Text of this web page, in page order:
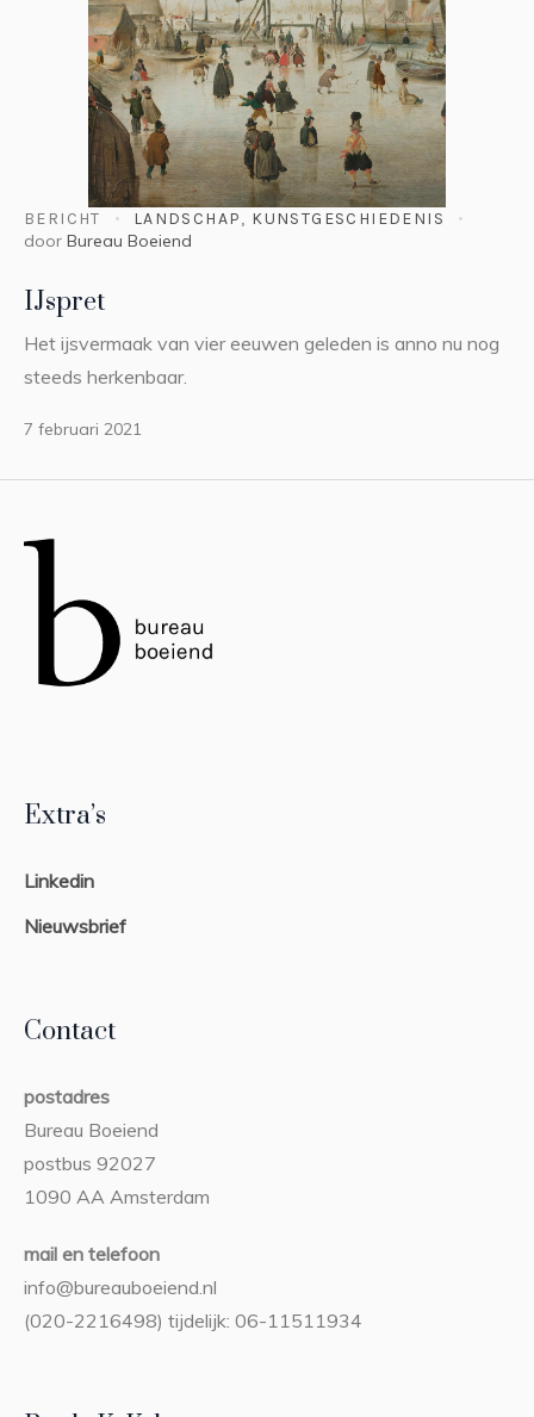
BERICHT LANDSCHAP, KUNSTGESCHIEDENIS
door Bureau Boeiend
IJspret
Het ijsvermaak van vier eeuwen geleden is anno nu nog
steeds herkenbaar.
7 februari 2021
Extra’s
Linkedin
Nieuwsbrief
Contact
postadres
Bureau Boeiend
postbus 92027
1090 AA Amsterdam
mail en telefoon
info@bureauboeiend.nl
(020-2216498) tijdelijk: 06-11511934